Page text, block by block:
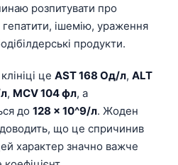
розпитувати про
гепатити, ішемію, ураження
продукти.
це AST 168 Од/л, ALT
, MCV 104 фл, а
до 128 × 10^9/л. Жоден
що це спричинив
характер значно важче